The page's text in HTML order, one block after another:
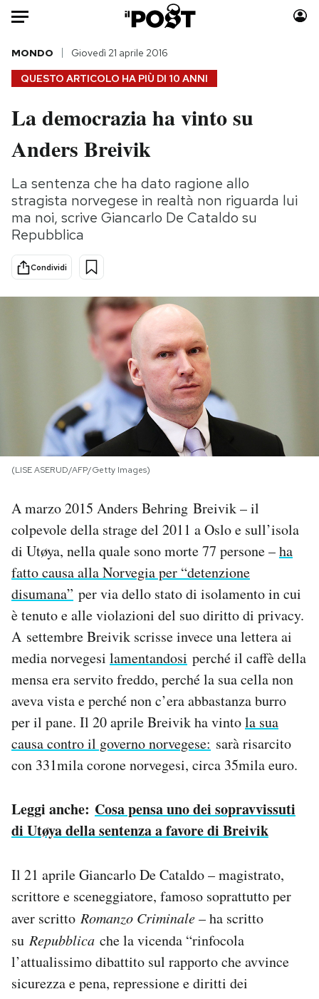
Auto
HOME
Italia
Politica
Tecnologia
Internet
Scienza
Cultura
Economia
Moda
Storie/Idee
Ok Boomer!
Media
NEWSLETTER
I MIEI PREFERITI
CALENDARIO
AREA PERSONALE
Area Personale
Newsletter
Regala il Post
Hai bisogno di aiuto?
Esci
QUESTO ARTICOLO HA PIÙ DI 10 ANNI
MONDO Giovedì 21 aprile 2016
La democrazia ha vinto su
Anders Breivik
La sentenza che ha dato ragione allo
stragista norvegese in realtà non riguarda lui
ma noi, scrive Giancarlo De Cataldo su
Repubblica
Condividi
(LISE ASERUD/AFP/Getty Images)
A marzo 2015 Anders Behring Breivik – il
colpevole della strage del 2011 a Oslo e sull’isola
di Utøya, nella quale sono morte 77 persone –ha
fatto causa alla Norvegia per “detenzione
disumana” per via dello stato di isolamento in cui
è tenuto e alle violazioni del suo diritto di privacy.
A settembre Breivik scrisse invece una lettera ai
media norvegesi lamentandosi perché il caffè della
mensa era servito freddo, perché la sua cella non
aveva vista e perché non c’era abbastanza burro
per il pane. Il 20 aprile Breivik ha vintola sua
causa contro il governo norvegese: sarà risarcito
con 331mila corone norvegesi, circa 35mila euro.
Leggi anche: Cosa pensa uno dei sopravvissuti
di Utøya della sentenza a favore di Breivik
Il 21 aprile Giancarlo De Cataldo – magistrato,
scrittore e sceneggiatore, famoso soprattutto per
aver scritto Romanzo Criminale– ha scritto
su Repubblica che la vicenda “rinfocola
l’attualissimo dibattito sul rapporto che avvince
sicurezza e pena, repressione e diritti dei